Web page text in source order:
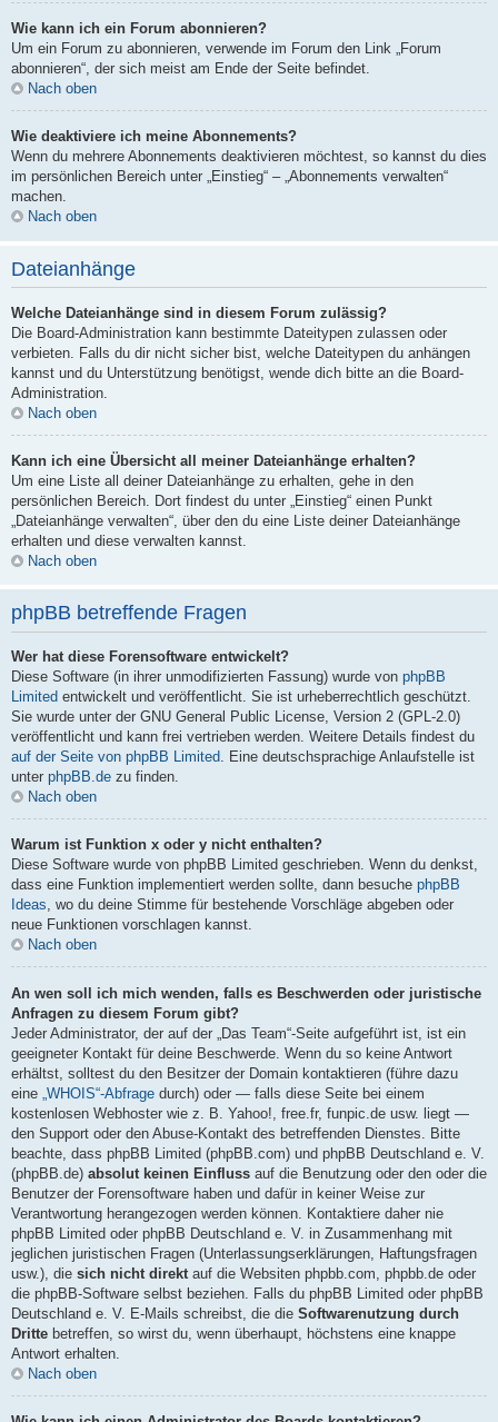
Wie kann ich ein Forum abonnieren?
Um ein Forum zu abonnieren, verwende im Forum den Link „Forum
abonnieren“, der sich meist am Ende der Seite befindet.
Nach oben
Wie deaktiviere ich meine Abonnements?
Wenn du mehrere Abonnements deaktivieren möchtest, so kannst du dies
im persönlichen Bereich unter „Einstieg“ – „Abonnements verwalten“
machen.
Nach oben
Dateianhänge
Welche Dateianhänge sind in diesem Forum zulässig?
Die Board-Administration kann bestimmte Dateitypen zulassen oder
verbieten. Falls du dir nicht sicher bist, welche Dateitypen du anhängen
kannst und du Unterstützung benötigst, wende dich bitte an die Board-
Administration.
Nach oben
Kann ich eine Übersicht all meiner Dateianhänge erhalten?
Um eine Liste all deiner Dateianhänge zu erhalten, gehe in den
persönlichen Bereich. Dort findest du unter „Einstieg“ einen Punkt
„Dateianhänge verwalten“, über den du eine Liste deiner Dateianhänge
erhalten und diese verwalten kannst.
Nach oben
phpBB betreffende Fragen
Wer hat diese Forensoftware entwickelt?
Diese Software (in ihrer unmodifizierten Fassung) wurde von phpBB
Limited entwickelt und veröffentlicht. Sie ist urheberrechtlich geschützt.
Sie wurde unter der GNU General Public License, Version 2 (GPL-2.0)
veröffentlicht und kann frei vertrieben werden. Weitere Details findest du
auf der Seite von phpBB Limited. Eine deutschsprachige Anlaufstelle ist
unter phpBB.de zu finden.
Nach oben
Warum ist Funktion x oder y nicht enthalten?
Diese Software wurde von phpBB Limited geschrieben. Wenn du denkst,
dass eine Funktion implementiert werden sollte, dann besuche phpBB
Ideas, wo du deine Stimme für bestehende Vorschläge abgeben oder
neue Funktionen vorschlagen kannst.
Nach oben
An wen soll ich mich wenden, falls es Beschwerden oder juristische
Anfragen zu diesem Forum gibt?
Jeder Administrator, der auf der „Das Team“-Seite aufgeführt ist, ist ein
geeigneter Kontakt für deine Beschwerde. Wenn du so keine Antwort
erhältst, solltest du den Besitzer der Domain kontaktieren (führe dazu
eine „WHOIS“-Abfrage durch) oder — falls diese Seite bei einem
kostenlosen Webhoster wie z. B. Yahoo!, free.fr, funpic.de usw. liegt —
den Support oder den Abuse-Kontakt des betreffenden Dienstes. Bitte
beachte, dass phpBB Limited (phpBB.com) und phpBB Deutschland e. V.
(phpBB.de) absolut keinen Einfluss auf die Benutzung oder den oder die
Benutzer der Forensoftware haben und dafür in keiner Weise zur
Verantwortung herangezogen werden können. Kontaktiere daher nie
phpBB Limited oder phpBB Deutschland e. V. in Zusammenhang mit
jeglichen juristischen Fragen (Unterlassungserklärungen, Haftungsfragen
usw.), die sich nicht direkt auf die Websiten phpbb.com, phpbb.de oder
die phpBB-Software selbst beziehen. Falls du phpBB Limited oder phpBB
Deutschland e. V. E-Mails schreibst, die die Softwarenutzung durch
Dritte betreffen, so wirst du, wenn überhaupt, höchstens eine knappe
Antwort erhalten.
Nach oben